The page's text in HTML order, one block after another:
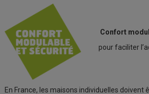
Confort
pour faciliter
En France, les maisons individuelles